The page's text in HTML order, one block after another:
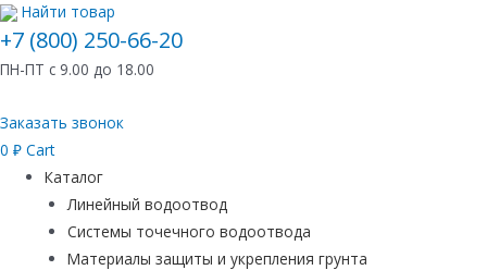
Найти товар
+7 (800) 250-66-20
ПН-ПТ с 9.00 до 18.00
Заказать звонок
0 ₽ Cart
Каталог
Линейный водоотвод
Системы точечного водоотвода
Материалы защиты и укрепления грунта